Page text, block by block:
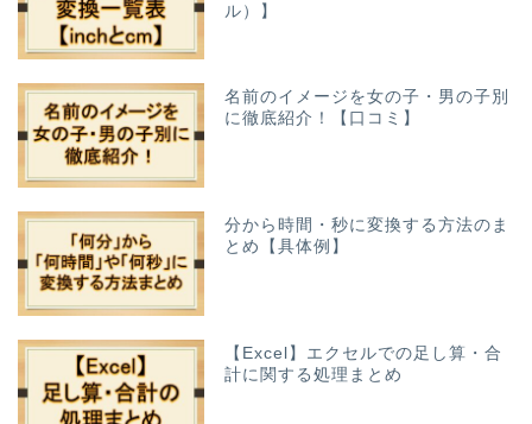
ル）】
名前のイメージを女の子・男の子別
に徹底紹介！【口コミ】
分から時間・秒に変換する方法のま
とめ【具体例】
【Excel】エクセルでの足し算・合
計に関する処理まとめ